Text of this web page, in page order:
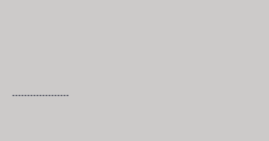
-------------------